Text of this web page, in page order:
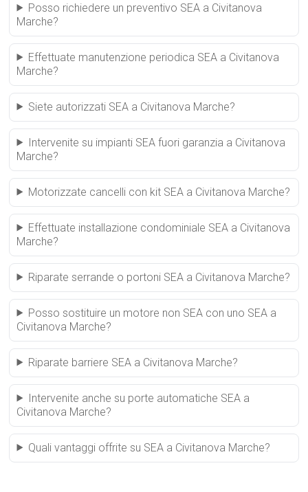
Posso richiedere un preventivo SEA a Civitanova
Marche?
Effettuate manutenzione periodica SEA a Civitanova
Marche?
Siete autorizzati SEA a Civitanova Marche?
Intervenite su impianti SEA fuori garanzia a Civitanova
Marche?
Motorizzate cancelli con kit SEA a Civitanova Marche?
Effettuate installazione condominiale SEA a Civitanova
Marche?
Riparate serrande o portoni SEA a Civitanova Marche?
Posso sostituire un motore non SEA con uno SEA a
Civitanova Marche?
Riparate barriere SEA a Civitanova Marche?
Intervenite anche su porte automatiche SEA a
Civitanova Marche?
Quali vantaggi offrite su SEA a Civitanova Marche?